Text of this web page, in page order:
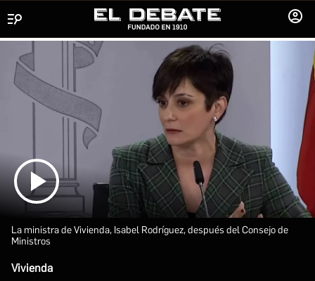
SESIÓN
La ministra de Vivienda, Isabel Rodríguez, después del Consejo de
Ministros
Vivienda